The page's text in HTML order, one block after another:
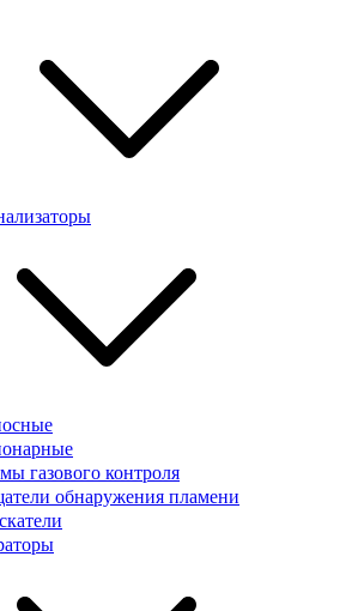
газового контроля
обнаружения пламени